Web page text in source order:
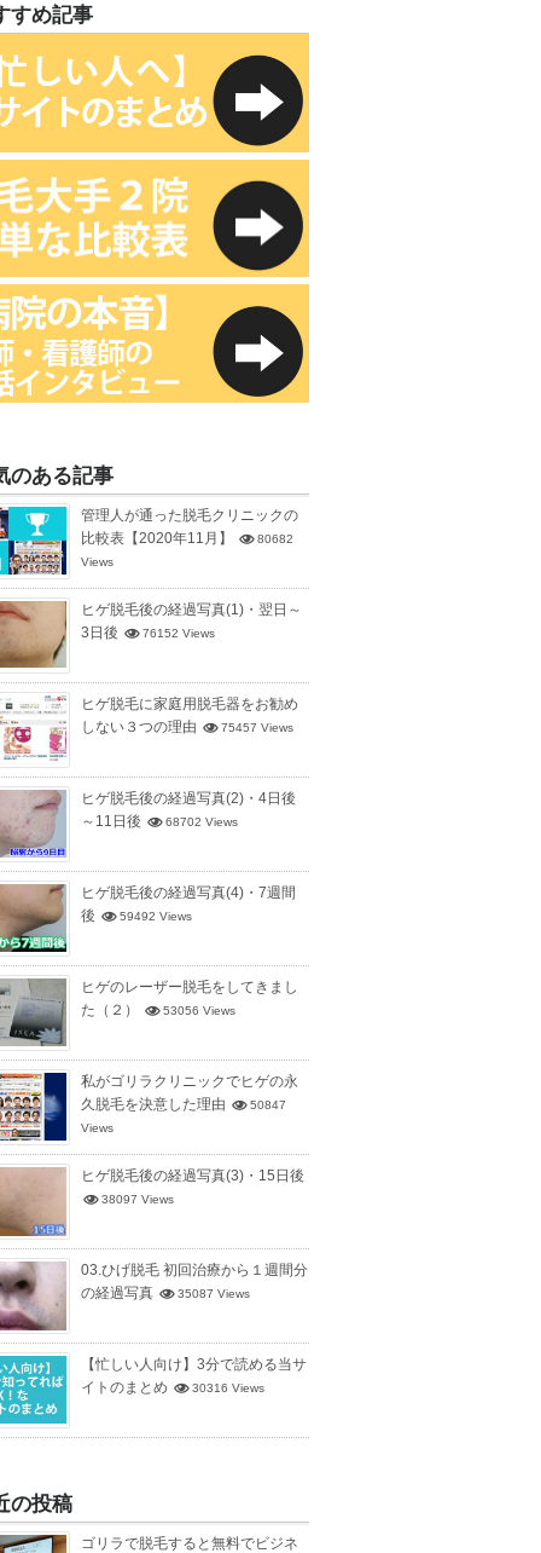
すめ記事
のある記事
管理人が通った脱毛クリニックの
比較表【2020年11月】
80682
Views
ヒゲ脱毛後の経過写真(1)・翌日～
3日後
76152 Views
ヒゲ脱毛に家庭用脱毛器をお勧め
しない３つの理由
75457 Views
ヒゲ脱毛後の経過写真(2)・4日後
～11日後
68702 Views
ヒゲ脱毛後の経過写真(4)・7週間
後
59492 Views
ヒゲのレーザー脱毛をしてきまし
た（２）
53056 Views
私がゴリラクリニックでヒゲの永
久脱毛を決意した理由
50847
Views
ヒゲ脱毛後の経過写真(3)・15日後
38097 Views
03.ひげ脱毛 初回治療から１週間分
の経過写真
35087 Views
【忙しい人向け】3分で読める当サ
イトのまとめ
30316 Views
の投稿
ゴリラで脱毛すると無料でビジネ